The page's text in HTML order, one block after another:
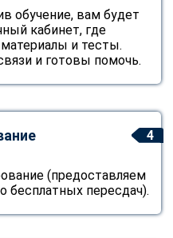
обучение, вам будет
кабинет, где
и тесты.
и готовы помочь.
4
(предоставляем
бесплатных пересдач).